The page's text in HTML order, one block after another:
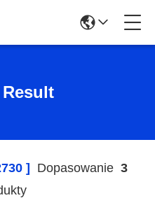
] Dopasowanie 3